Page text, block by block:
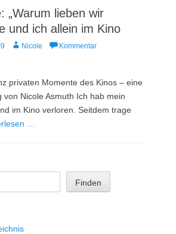
„Warum lieben wir
und ich allein im Kino
AutorNicole
Kommentar
privaten Momente des Kinos – eine
von Nicole Asmuth Ich hab mein
im Kino verloren. Seitdem trage
…
Finden